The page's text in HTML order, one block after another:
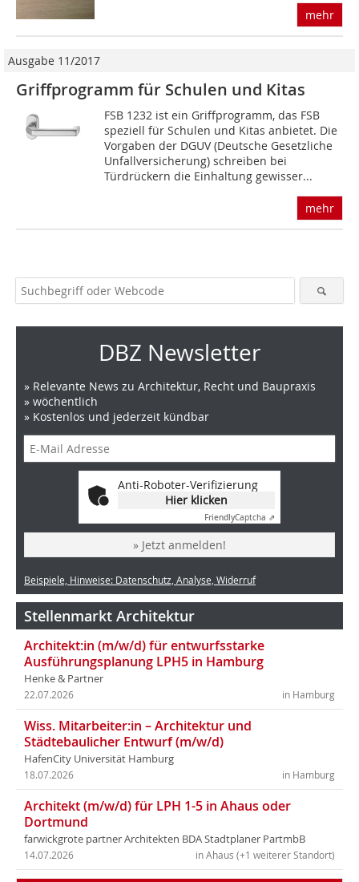
mehr
Ausgabe 11/2017
Griffprogramm für Schulen und Kitas
FSB 1232 ist ein Griffprogramm, das FSB
speziell für Schulen und Kitas anbietet. Die
Vorgaben der DGUV (Deutsche Gesetzliche
Unfallversicherung) schreiben bei
Türdrückern die Einhaltung gewisser...
mehr
DBZ Newsletter
» Relevante News zu Architektur, Recht und Baupraxis
» wöchentlich
» Kostenlos und jederzeit kündbar
Anti-Roboter-Verifizierung
Hier klicken
FriendlyCaptcha ⇗
» Jetzt anmelden!
Beispiele, Hinweise: Datenschutz, Analyse, Widerruf
Stellenmarkt Architektur
Architekt:in (m/w/d) für entwurfsstarke
Ausführungsplanung LPH5 in Hamburg
Henke & Partner
in Hamburg
22.07.2026
Wiss. Mitarbeiter:in – Architektur und
Städtebaulicher Entwurf (m/w/d)
HafenCity Universität Hamburg
in Hamburg
18.07.2026
Architekt (m/w/d) für LPH 1-5 in Ahaus oder
Dortmund
farwickgrote partner Architekten BDA Stadtplaner PartmbB
in Ahaus (+1 weiterer Standort)
14.07.2026